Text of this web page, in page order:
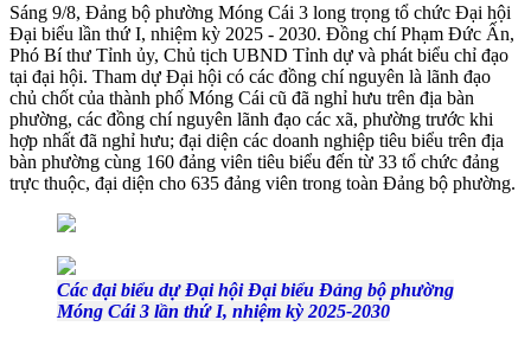
Sáng 9/8, Đảng bộ phường Móng Cái 3 long trọng tổ chức Đại hội
Đại biểu lần thứ I, nhiệm kỳ 2025 - 2030. Đồng chí Phạm Đức Ấn,
Phó Bí thư Tỉnh ủy, Chủ tịch UBND Tỉnh dự và phát biểu chỉ đạo
tại đại hội. Tham dự Đại hội có các đồng chí nguyên là lãnh đạo
chủ chốt của thành phố Móng Cái cũ đã nghỉ hưu trên địa bàn
phường, các đồng chí nguyên lãnh đạo các xã, phường trước khi
hợp nhất đã nghỉ hưu; đại diện các doanh nghiệp tiêu biểu trên địa
bàn phường cùng 160 đảng viên tiêu biểu đến từ 33 tổ chức đảng
trực thuộc, đại diện cho 635 đảng viên trong toàn Đảng bộ phường.
Các đại biểu dự Đại hội Đại biểu Đảng bộ phường
Móng Cái 3 lần thứ I, nhiệm kỳ 2025-2030